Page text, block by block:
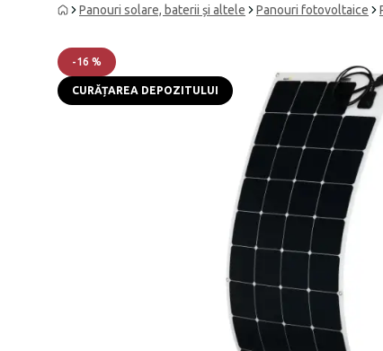
Panouri solare, baterii și altele Panouri fotovoltaice
-16 %
CURĂȚAREA DEPOZITULUI